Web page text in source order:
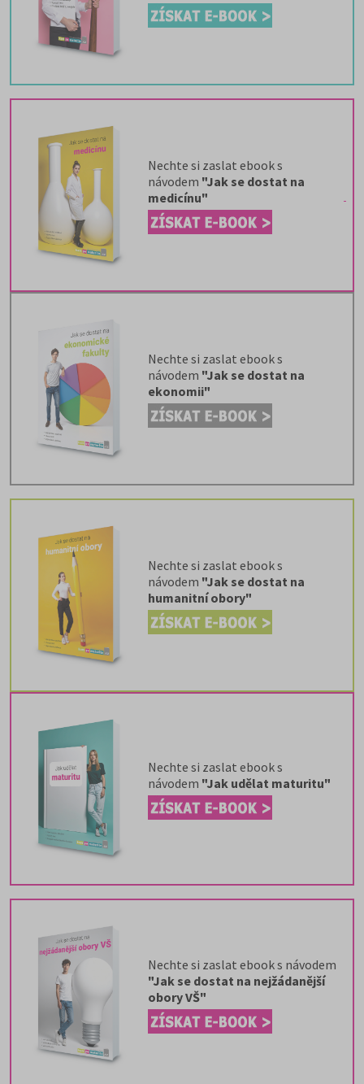
Nechte si zaslat ebook s
návodem "Jak se dostat na
medicínu"
Nechte si zaslat ebook s
návodem "Jak se dostat na
ekonomii"
Nechte si zaslat ebook s
návodem "Jak se dostat na
humanitní obory"
Nechte si zaslat ebook s
návodem "Jak udělat maturitu"
Nechte si zaslat ebook s návodem
"Jak se dostat na nejžádanější
obory VŠ"